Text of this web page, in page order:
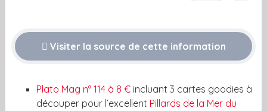
Visiter la source de cette information
Plato Mag n° 114 à 8 €incluant 3 cartes goodies à
découper pour l’excellent Pillards de la Mer du